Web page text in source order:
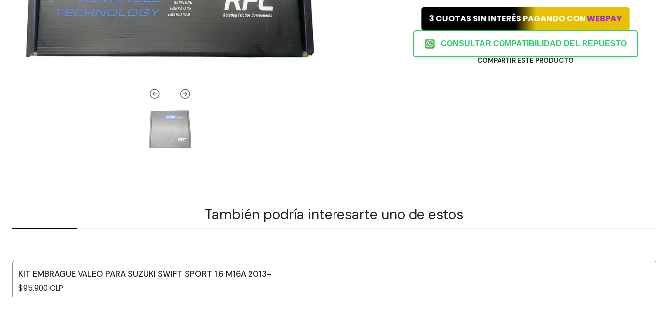
3 CUOTAS SIN INTERÉS PAGANDO CONWEBPAY
CONSULTAR COMPATIBILIDAD DEL REPUESTO
COMPARTIR ESTE PRODUCTO
También podría interesarte uno de estos
KIT EMBRAGUE VALEO PARA SUZUKI SWIFT SPORT 1.6 M16A 2013-
$95.900 CLP